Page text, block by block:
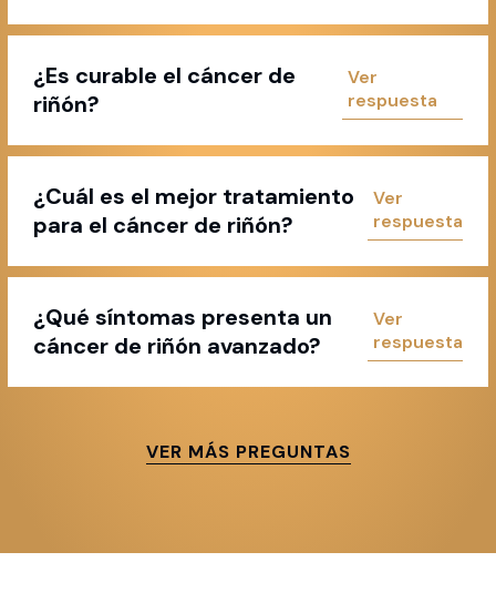
¿Es curable el cáncer de
riñón?
¿Cuál es el mejor tratamiento
para el cáncer de riñón?
¿Qué síntomas presenta un
cáncer de riñón avanzado?
VER MÁS PREGUNTAS